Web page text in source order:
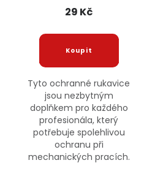
29 Kč
Tyto ochranné rukavice
jsou nezbytným
doplňkem pro každého
profesionála, který
potřebuje spolehlivou
ochranu při
mechanických pracích.